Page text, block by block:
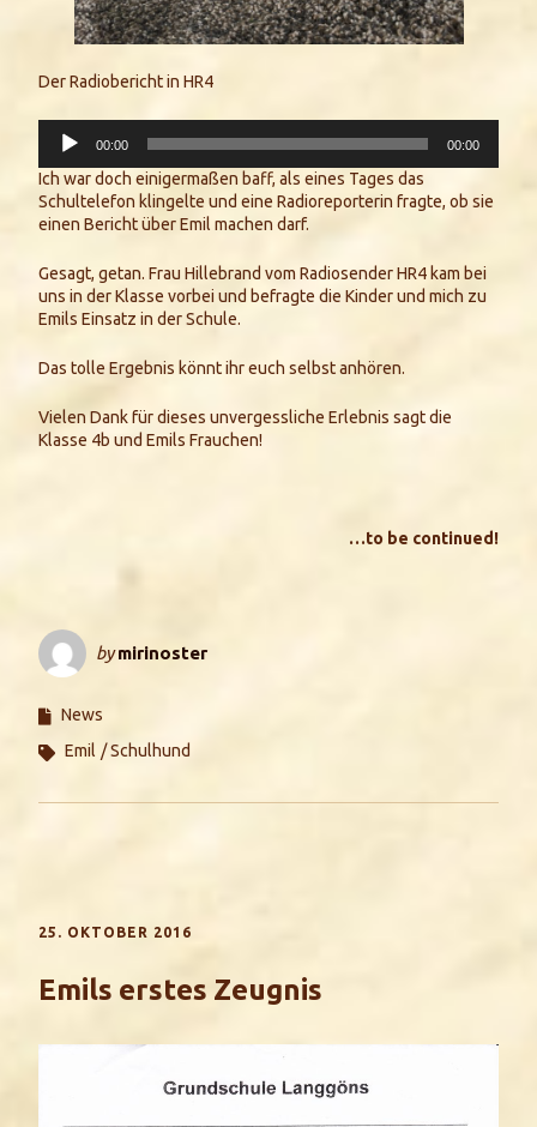
Der Radiobericht in HR4
Audio-
Player
00:00 00:00
Ich war doch einigermaßen baff, als eines Tages das
Schultelefon klingelte und eine Radioreporterin fragte, ob sie
einen Bericht über Emil machen darf.
Gesagt, getan. Frau Hillebrand vom Radiosender HR4 kam bei
uns in der Klasse vorbei und befragte die Kinder und mich zu
Emils Einsatz in der Schule.
Das tolle Ergebnis könnt ihr euch selbst anhören.
Vielen Dank für dieses unvergessliche Erlebnis sagt die
Klasse 4b und Emils Frauchen!
…to be continued!
bymirinoster
News
Emil
Schulhund
25. OKTOBER 2016
Emils erstes Zeugnis